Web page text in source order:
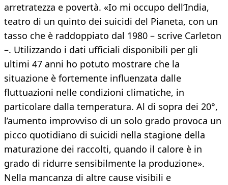
arretratezza e povertà. «Io mi occupo dell’India,
teatro di un quinto dei suicidi del Pianeta, con un
tasso che è raddoppiato dal 1980 – scrive Carleton
–. Utilizzando i dati ufficiali disponibili per gli
ultimi 47 anni ho potuto mostrare che la
situazione è fortemente influenzata dalle
fluttuazioni nelle condizioni climatiche, in
particolare dalla temperatura. Al di sopra dei 20°,
l’aumento improvviso di un solo grado provoca un
picco quotidiano di suicidi nella stagione della
maturazione dei raccolti, quando il calore è in
grado di ridurre sensibilmente la produzione».
Nella mancanza di altre cause visibili e